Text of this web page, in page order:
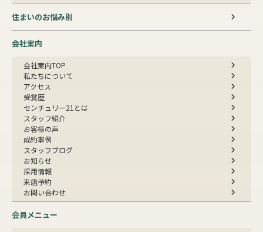
住まいのお悩み別
会社案内
会社案内TOP
私たちについて
アクセス
受賞歴
センチュリー21とは
スタッフ紹介
お客様の声
成約事例
スタッフブログ
お知らせ
採用情報
来店予約
お問い合わせ
会員メニュー